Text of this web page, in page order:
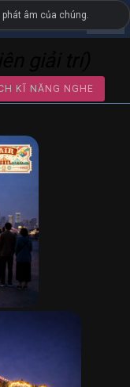
tiếng Tây Ban Nha
KĨ NĂNG
âm của chúng.